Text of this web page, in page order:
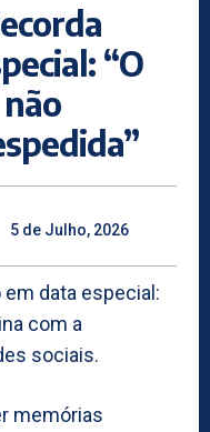
“O
5 de Julho, 2026
data especial:
com a
sociais.
memórias